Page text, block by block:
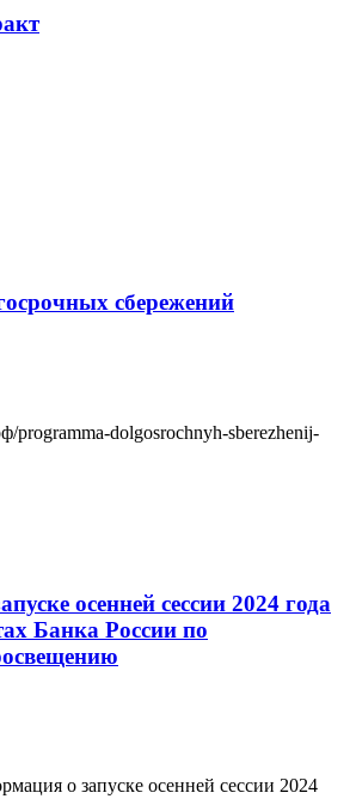
сбережений
programma-dolgosrochnyh-sberezhenij-
осенней сессии 2024 года
Банка России по
о запуске осенней сессии 2024